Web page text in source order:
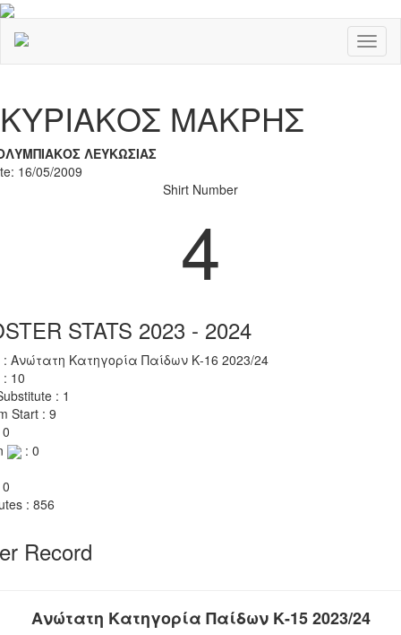
ΚΥΡΙΑΚΟΣ ΜΑΚΡΗΣ
ΛΕΥΚΩΣΙΑΣ
16/05/2009
Shirt Number
4
STATS 2023 - 2024
: Ανώτατη Κατηγορία Παίδων Κ-16 2023/24
: 10
: 1
Start : 9
: 0
: 856
Record
Ανώτατη Κατηγορία Παίδων Κ-15 2023/24